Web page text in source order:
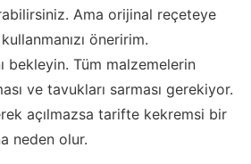
Ama orijinal reçeteye
öneririm.
bekleyin. Tüm malzemelerin
ve tavukları sarması gerekiyor.
açılmazsa tarifte kekremsi bir
neden olur.